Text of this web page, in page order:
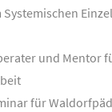
und Mentor
für